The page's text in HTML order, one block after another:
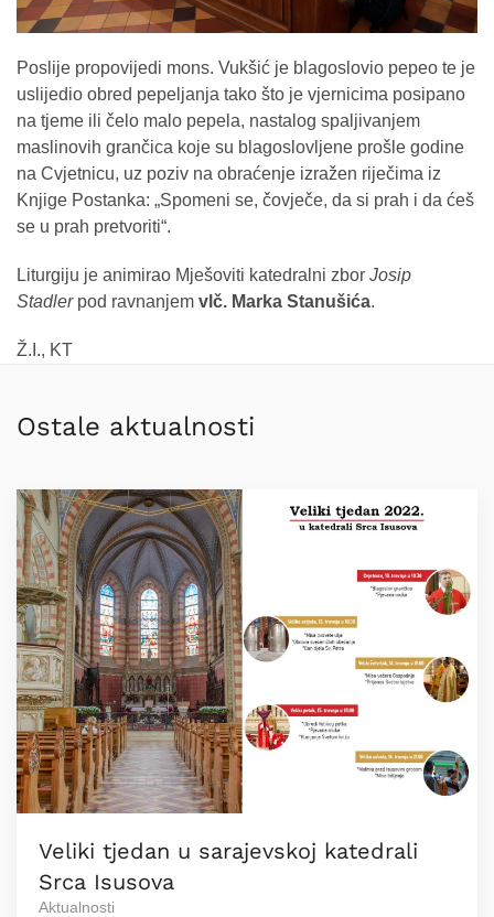
Poslije propovijedi mons. Vukšić je blagoslovio pepeo te je
uslijedio obred pepeljanja tako što je vjernicima posipano
na tjeme ili čelo malo pepela, nastalog spaljivanjem
maslinovih grančica koje su blagoslovljene prošle godine
na Cvjetnicu, uz poziv na obraćenje izražen riječima iz
Knjige Postanka: „Spomeni se, čovječe, da si prah i da ćeš
se u prah pretvoriti“.
Liturgiju je animirao Mješoviti katedralni zbor Josip
Stadlerpod ravnanjem vlč. Marka Stanušića.
Ž.I., KT
Ostale aktualnosti
Veliki tjedan u sarajevskoj katedrali
Srca Isusova
Aktualnosti